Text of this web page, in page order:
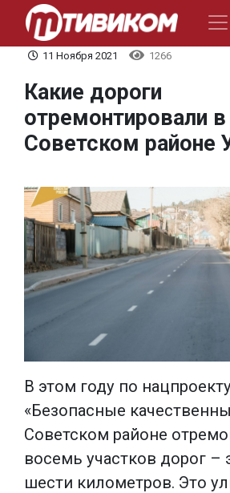
11 Ноября 2021 1266
Какие дороги
отремонтировали в
Советском районе
В этом году по
«Безопасные
Советском районе
восемь участков дорог –
шести километров. Это